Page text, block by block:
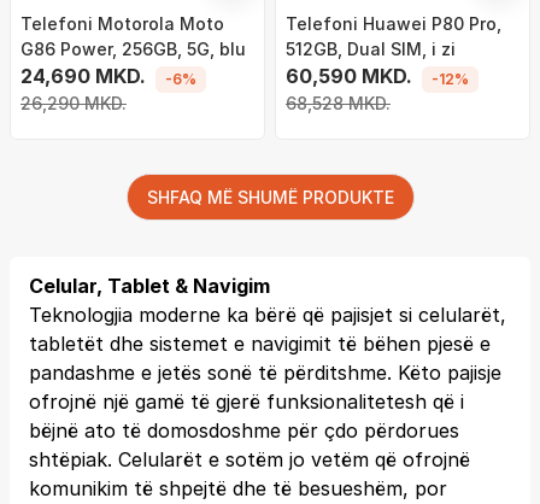
Telefoni Motorola Moto
G86 Power, 256GB, 5G, blu
24,690 MKD.
26,290 MKD.
-6%
Telefoni Huawei P80 Pro,
512GB, Dual SIM, i zi
60,590 MKD.
68,528 MKD.
-12%
SHFAQ MË SHUMË PRODUKTE
Celular, Tablet & Navigim
Teknologjia moderne ka bërë që pajisjet si celularët,
tabletët dhe sistemet e navigimit të bëhen pjesë e
pandashme e jetës sonë të përditshme. Këto pajisje
ofrojnë një gamë të gjerë funksionalitetesh që i
bëjnë ato të domosdoshme për çdo përdorues
shtëpiak. Celularët e sotëm jo vetëm që ofrojnë
komunikim të shpejtë dhe të besueshëm, por